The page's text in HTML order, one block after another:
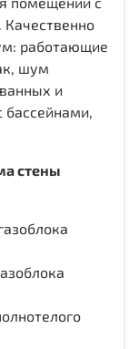
работающие
шум
и
стены